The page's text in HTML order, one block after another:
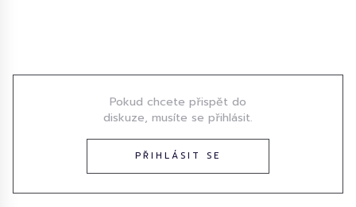
Pokud chcete přispět do
diskuze, musíte se přihlásit.
PŘIHLÁSIT SE